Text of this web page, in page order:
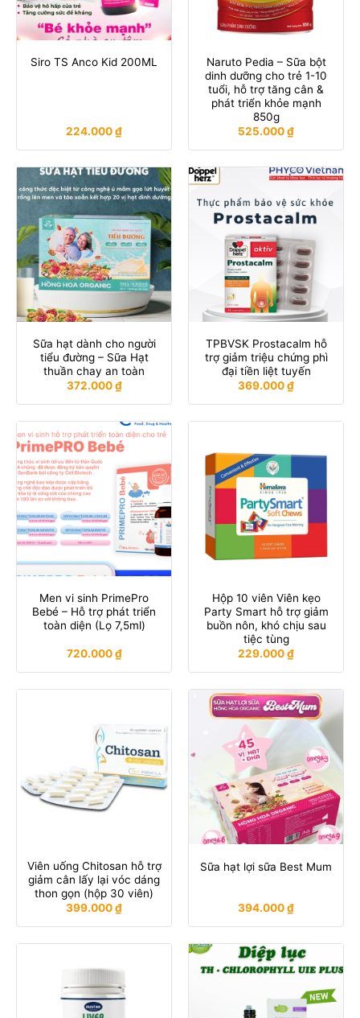
Siro TS Anco Kid 200ML
224.000₫
Naruto Pedia – Sữa bột
dinh dưỡng cho trẻ 1-10
tuổi, hỗ trợ tăng cân &
phát triển khỏe mạnh
850g
525.000₫
Sữa hạt dành cho người
tiểu đường – Sữa Hạt
thuần chay an toàn
372.000₫
TPBVSK Prostacalm hỗ
trợ giảm triệu chứng phì
đại tiền liệt tuyến
369.000₫
Men vi sinh PrimePro
Bebé – Hỗ trợ phát triển
toàn diện (Lọ 7,5ml)
720.000₫
Hộp 10 viên Viên kẹo
Party Smart hỗ trợ giảm
buồn nôn, khó chịu sau
tiệc tùng
229.000₫
Viên uống Chitosan hỗ trợ
giảm cân lấy lại vóc dáng
thon gọn (hộp 30 viên)
399.000₫
Sữa hạt lợi sữa Best Mum
394.000₫